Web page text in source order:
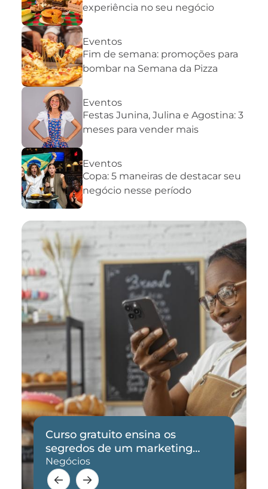
experiência no seu negócio
Eventos
Fim de semana: promoções para
bombar na Semana da Pizza
Eventos
Festas Junina, Julina e Agostina: 3
meses para vender mais
Eventos
Copa: 5 maneiras de destacar seu
negócio nesse período
Curso gratuito ensina os
segredos de um marketing
eficaz
Negócios